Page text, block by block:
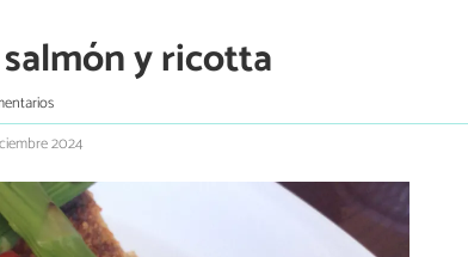
salmón y ricotta
2024